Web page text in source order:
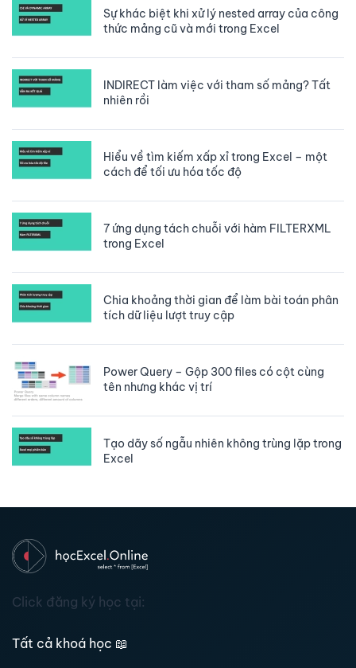
Sự khác biệt khi xử lý nested array của công
thức mảng cũ và mới trong Excel
INDIRECT làm việc với tham số mảng? Tất
nhiên rồi
Hiểu về tìm kiếm xấp xỉ trong Excel – một
cách để tối ưu hóa tốc độ
7 ứng dụng tách chuỗi với hàm FILTERXML
trong Excel
Chia khoảng thời gian để làm bài toán phân
tích dữ liệu lượt truy cập
Power Query – Gộp 300 files có cột cùng
tên nhưng khác vị trí
Tạo dãy số ngẫu nhiên không trùng lặp trong
Excel
Click đăng ký học tại:
Tất cả khoá học 📖